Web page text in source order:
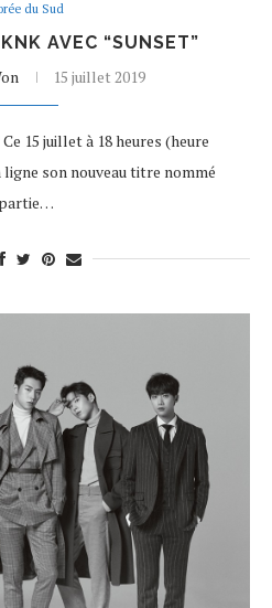
du Sud
AVEC “SUNSET”
15 juillet 2019
15 juillet à 18 heures (heure
son nouveau titre nommé
partie…